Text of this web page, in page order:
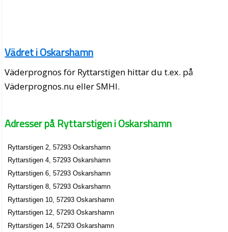
Vädret i Oskarshamn
Väderprognos för Ryttarstigen hittar du t.ex. på
Väderprognos.nu eller SMHI.
Adresser på Ryttarstigen i Oskarshamn
Ryttarstigen 2, 57293 Oskarshamn
Ryttarstigen 4, 57293 Oskarshamn
Ryttarstigen 6, 57293 Oskarshamn
Ryttarstigen 8, 57293 Oskarshamn
Ryttarstigen 10, 57293 Oskarshamn
Ryttarstigen 12, 57293 Oskarshamn
Ryttarstigen 14, 57293 Oskarshamn